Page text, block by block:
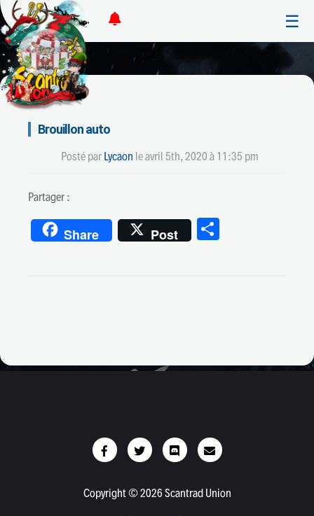
☰
Brouillon auto
Posté par Lycaon leavril 5th, 2020 à 11:35 pm
Partager :
Share Post
Copyright © 2026 Scantrad Union